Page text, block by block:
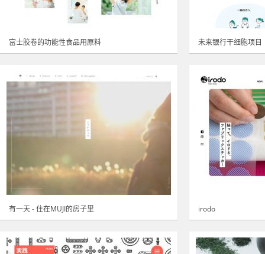
富士胶卷的功能性食品用原料 未来银行干细胞项目
有一天 - 住在MUJI的房子里 irodo